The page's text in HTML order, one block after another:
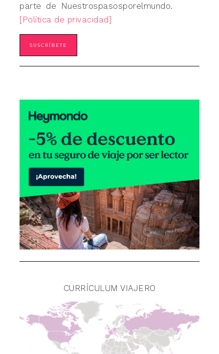
parte de Nuestrospasosporelmundo.
[Política de privacidad]
CURRÍCULUM VIAJERO